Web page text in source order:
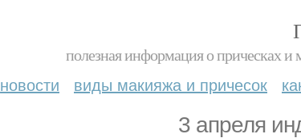
полезная информация о прическах и
новости виды макияжа и причесок
3 апреля